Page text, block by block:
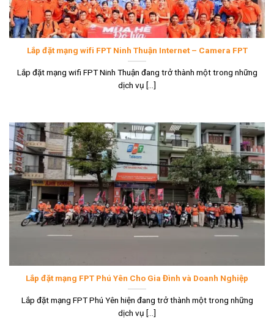
Lắp đặt mạng wifi FPT Ninh Thuận Internet – Camera FPT
Lắp đặt mạng wifi FPT Ninh Thuận đang trở thành một trong những
dịch vụ [...]
Lắp đặt mạng FPT Phú Yên Cho Gia Đình và Doanh Nghiệp
Lắp đặt mạng FPT Phú Yên hiện đang trở thành một trong những
dịch vụ [...]